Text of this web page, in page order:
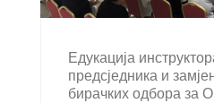
Едукација
предсједника и
бирачких одбора за